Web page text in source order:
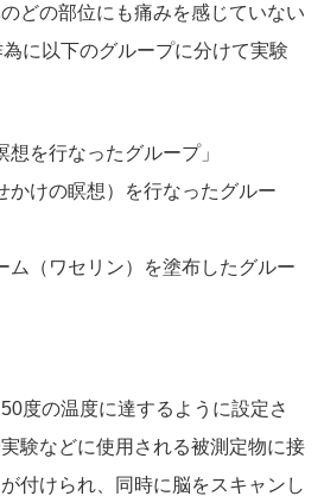
どの部位にも痛みを感じていない
に以下のグループに分けて実験
を行なったグループ」
かけの瞑想）を行なったグルー
ム（ワセリン）を塗布したグルー
度の温度に達するように設定さ
験などに使用される被測定物に接
付けられ、同時に脳をスキャンし